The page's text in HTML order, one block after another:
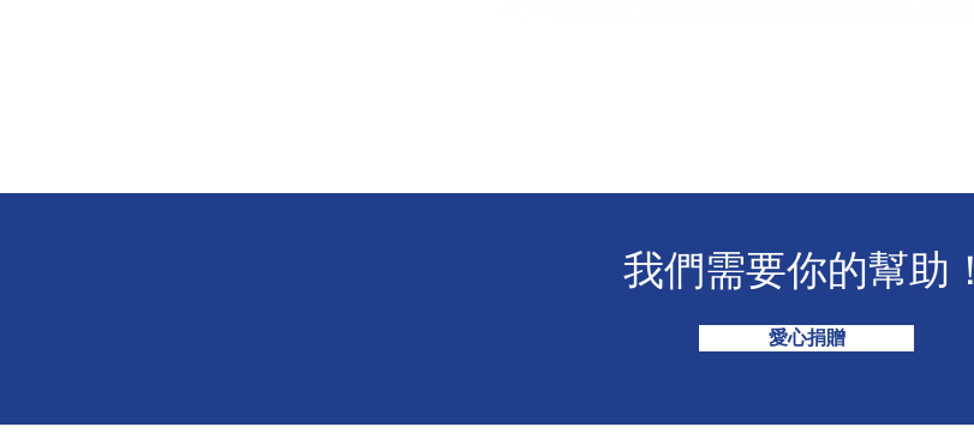
我們需要你的幫助！
愛心捐贈